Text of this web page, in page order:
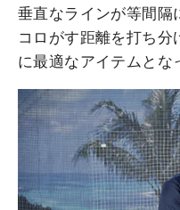
垂直なラインが等間隔
コロがす距離を打ち分
に最適なアイテムとな